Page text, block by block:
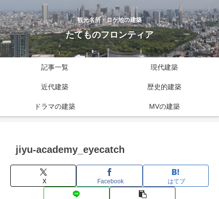
観光名所・ロケ地の建築
たてものフロンティア
記事一覧 現代建築
近代建築 歴史的建築
ドラマの建築 MVの建築
jiyu-academy_eyecatch
X Facebook はてブ